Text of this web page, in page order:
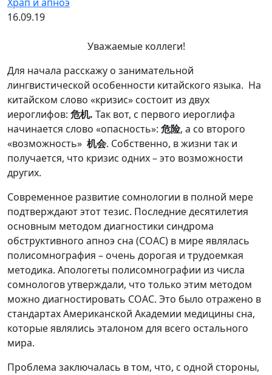
16.09.19
Уважаемые коллеги!
Для начала расскажу о занимательной
лингвистической особенности китайского языка. На
китайском слово «кризис» состоит из двух
иероглифов: 危机. Так вот, с первого иероглифа
начинается слово «опасность»: 危险, а со второго
«возможность» 机会. Собственно, в жизни так и
получается, что кризис одних – это возможности
других.
Современное развитие сомнологии в полной мере
подтверждают этот тезис. Последние десятилетия
основным методом диагностики синдрома
обструктивного апноэ сна (СОАС) в мире являлась
полисомнография – очень дорогая и трудоемкая
методика. Апологеты полисомнографии из числа
сомнологов утверждали, что только этим методом
можно диагностировать СОАС. Это было отражено в
стандартах Американской Академии медицины сна,
которые являлись эталоном для всего остального
мира.
Проблема заключалась в том, что, с одной стороны,